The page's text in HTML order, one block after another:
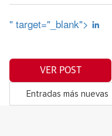
" target="_blank">
VER POST
Entradas más nuevas